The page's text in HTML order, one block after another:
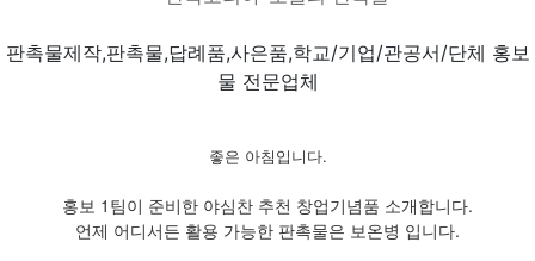
판촉물제작,판촉물,답례품,사은품,학교/기업/관공서/단체 홍보
물 전문업체
좋은 아침입니다.
홍보 1팀이 준비한 야심찬 추천 창업기념품 소개합니다.
언제 어디서든 활용 가능한 판촉물은 보온병 입니다.